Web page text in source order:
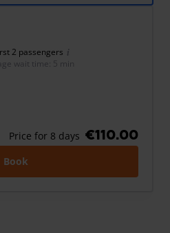
2 passengers
wait time: 5 min
Price for 8 days €110.00
Book